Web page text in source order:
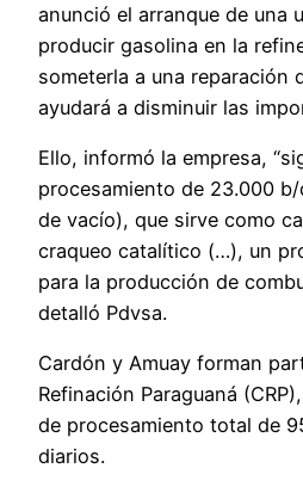
anunció el arranque de una
producir gasolina en la
someterla a una reparación
ayudará a disminuir las
Ello, informó la empresa,
procesamiento de 23.000 b/
de vacío), que sirve como
craqueo catalítico (…), un
para la producción de
detalló Pdvsa.
Cardón y Amuay forman
Refinación Paraguaná
de procesamiento total de
diarios.